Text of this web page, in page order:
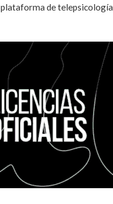
plataforma de telepsicología